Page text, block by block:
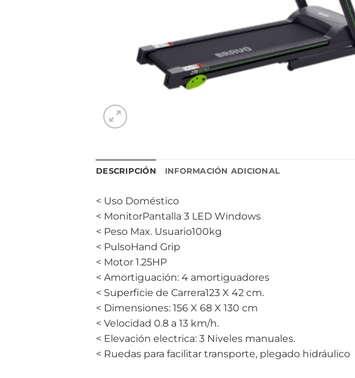
DESCRIPCIÓN INFORMACIÓN ADICIONAL
< Uso Doméstico
< MonitorPantalla 3 LED Windows
< Peso Max. Usuario100kg
< PulsoHand Grip
< Motor 1.25HP
< Amortiguación: 4 amortiguadores
< Superficie de Carrera123 X 42 cm.
< Dimensiones: 156 X 68 X 130 cm
< Velocidad 0.8 a 13 km/h.
< Elevación electrica: 3 Niveles manuales.
< Ruedas para facilitar transporte, plegado hidráulico